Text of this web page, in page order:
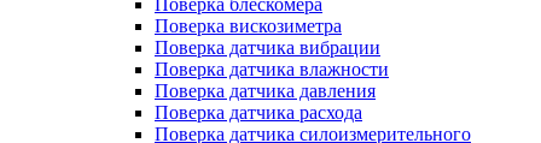
Поверка блескомера
Поверка вискозиметра
Поверка датчика вибрации
Поверка датчика влажности
Поверка датчика давления
Поверка датчика расхода
Поверка датчика силоизмерительного